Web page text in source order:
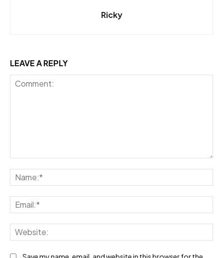
Ricky
LEAVE A REPLY